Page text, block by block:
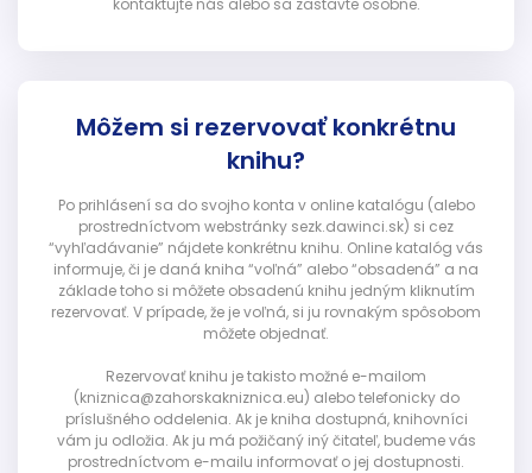
Môžem si rezervovať konkrétnu
knihu?
Po prihlásení sa do svojho konta v online katalógu (alebo
prostredníctvom webstránky sezk.dawinci.sk) si cez
“vyhľadávanie” nájdete konkrétnu knihu. Online katalóg vás
informuje, či je daná kniha “voľná” alebo “obsadená” a na
základe toho si môžete obsadenú knihu jedným kliknutím
rezervovať. V prípade, že je voľná, si ju rovnakým spôsobom
môžete objednať.
Rezervovať knihu je takisto možné e-mailom
(kniznica@zahorskakniznica.eu) alebo telefonicky do
príslušného oddelenia. Ak je kniha dostupná, knihovníci
vám ju odložia. Ak ju má požičaný iný čitateľ, budeme vás
prostredníctvom e-mailu informovať o jej dostupnosti.